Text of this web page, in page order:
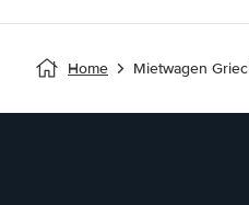
Home Mietwagen